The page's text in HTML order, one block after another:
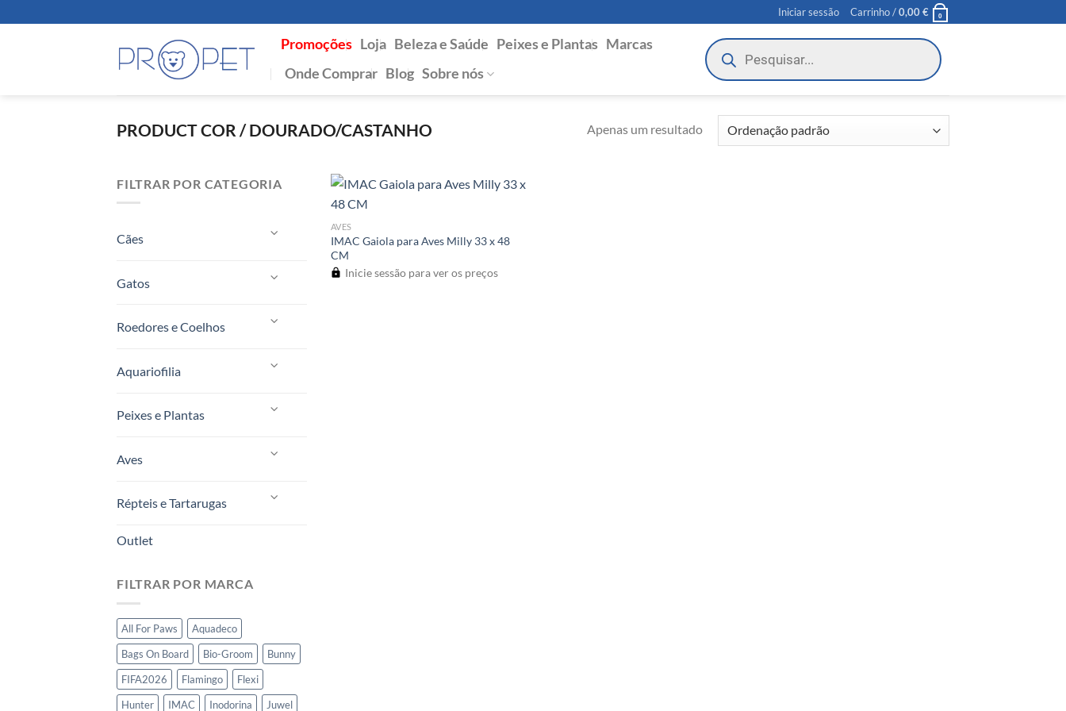
to
Iniciar sessão Carrinho /0,00€ 0
Promoções Loja Beleza e Saúde Peixes e Plantas Marcas
Onde Comprar Blog Sobre nós
Products
search
PRODUCT COR /DOURADO/CASTANHO Apenas um resultado
FILTRAR POR CATEGORIA
Cães
Gatos
Roedores e Coelhos
Aquariofilia
Peixes e Plantas
Aves
Répteis e Tartarugas
Outlet
FILTRAR POR MARCA
All For Paws
Aquadeco
Bags On Board
Bio-Groom
Bunny
FIFA2026
Flamingo
Flexi
Hunter
IMAC Inodorina
Juwel
AVES
IMAC Gaiola para Aves Milly 33 x 48
CM
Inicie sessão para ver os preços